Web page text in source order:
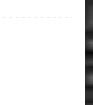
imponerande